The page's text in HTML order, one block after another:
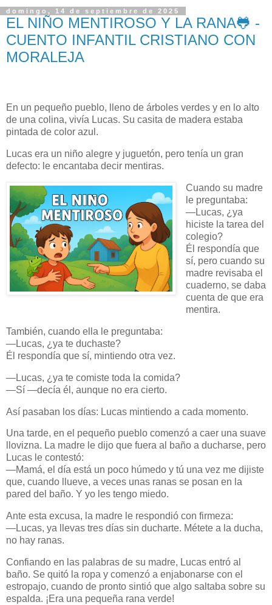
domingo, 14 de septiembre de 2025
EL NIÑO MENTIROSO Y LA RANA🐸 -
CUENTO INFANTIL CRISTIANO CON
MORALEJA
En un pequeño pueblo, lleno de árboles verdes y en lo alto
de una colina, vivía Lucas. Su casita de madera estaba
pintada de color azul.
Lucas era un niño alegre y juguetón, pero tenía un gran
defecto: le encantaba decir mentiras.
Cuando su madre
le preguntaba:
—Lucas, ¿ya
hiciste la tarea del
colegio?
Él respondía que
sí, pero cuando su
madre revisaba el
cuaderno, se daba
cuenta de que era
mentira.
También, cuando ella le preguntaba:
—Lucas, ¿ya te duchaste?
Él respondía que sí, mintiendo otra vez.
—Lucas, ¿ya te comiste toda la comida?
—Sí —decía él, aunque no era cierto.
Así pasaban los días: Lucas mintiendo a cada momento.
Una tarde, en el pequeño pueblo comenzó a caer una suave
llovizna. La madre le dijo que fuera al baño a ducharse, pero
Lucas le contestó:
—Mamá, el día está un poco húmedo y tú una vez me dijiste
que, cuando llueve, a veces unas ranas se posan en la
pared del baño. Y yo les tengo miedo.
Ante esta excusa, la madre le respondió con firmeza:
—Lucas, ya llevas tres días sin ducharte. Métete a la ducha,
no hay ranas.
Confiando en las palabras de su madre, Lucas entró al
baño. Se quitó la ropa y comenzó a enjabonarse con el
estropajo, cuando de pronto sintió que algo saltaba sobre su
espalda. ¡Era una pequeña rana verde!